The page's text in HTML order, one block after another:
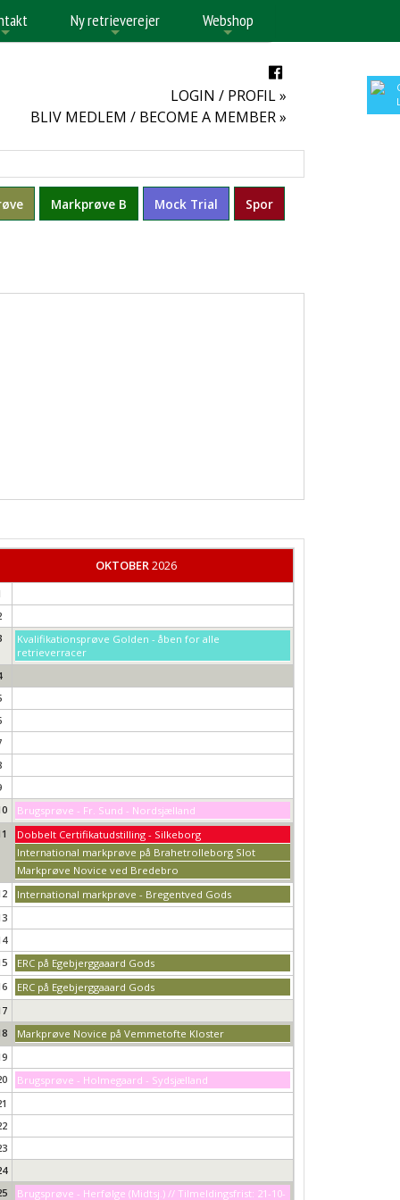
Ny retrieverejer Webshop
LOGIN / PROFIL »
BLIV MEDLEM / BECOME A MEMBER »
Markprøve B Mock Trial Spor
OKTOBER 2026
Kvalifikationsprøve Golden - åben for alle
retrieverracer
Brugsprøve - Fr. Sund - Nordsjælland
Dobbelt Certifikatudstilling - Silkeborg
International markprøve på Brahetrolleborg Slot
Markprøve Novice ved Bredebro
International markprøve - Bregentved Gods
ERC på Egebjerggaaard Gods
ERC på Egebjerggaaard Gods
Markprøve Novice på Vemmetofte Kloster
Brugsprøve - Holmegaard - Sydsjælland
Brugsprøve - Herfølge (Midtsj.) // Tilmeldingsfrist: 21-10-